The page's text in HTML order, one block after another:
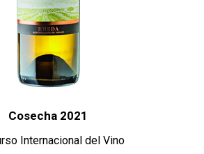
Cosecha 2021
Internacional del Vino